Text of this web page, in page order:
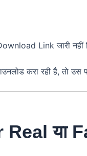
Link जारी नहीं
करा रही है, तो उस
या